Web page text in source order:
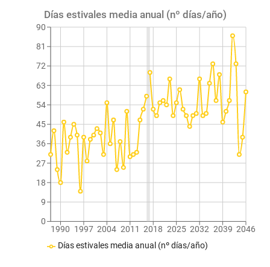
Días estivales media anual (nº días/año)
1990 1997 2004 2011 2018 2025 2032 2039 2046
0
9
18
27
36
45
54
63
72
81
90
Días estivales media anual (nº días/año)